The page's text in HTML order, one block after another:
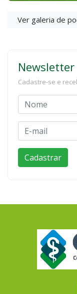
Ver galeria de
Newsletter
Cadastre-se e